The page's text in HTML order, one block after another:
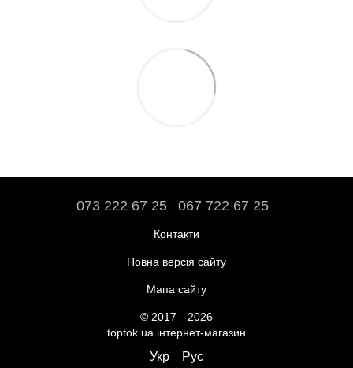
073 222 67 25 067 722 67 25
Контакти
Повна версія сайту
Мапа сайту
© 2017—2026
toptok.ua інтернет-магазин
Укр Рус